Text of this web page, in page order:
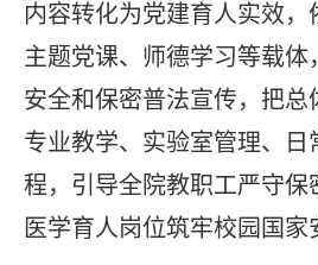
内容转化为党建育人实效，
主题党课、师德学习等载体
安全和保密普法宣传，把总
专业教学、实验室管理、日
程，引导全院教职工严守保
医学育人岗位筑牢校园国家